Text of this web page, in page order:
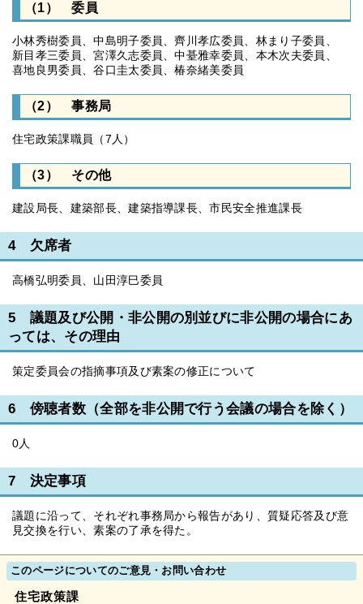
（1） 委員
小林秀樹委員、中島明子委員、齊川孝広委員、林まり子委員、
新目孝三委員、宮澤久志委員、中䑓雅幸委員、本木次夫委員、
喜地良男委員、谷口圭太委員、椿奈緒美委員
（2） 事務局
住宅政策課職員（7人）
（3） その他
建設局長、建築部長、建築指導課長、市民安全推進課長
4 欠席者
高橋弘明委員、山田淳巳委員
5 議題及び公開・非公開の別並びに非公開の場合にあ
っては、その理由
策定委員会の指摘事項及び素案の修正について
6 傍聴者数（全部を非公開で行う会議の場合を除く）
0人
7 決定事項
議題に沿って、それぞれ事務局から報告があり、質疑応答及び意
見交換を行い、素案の了承を得た。
このページについてのご意見・お問い合わせ
住宅政策課